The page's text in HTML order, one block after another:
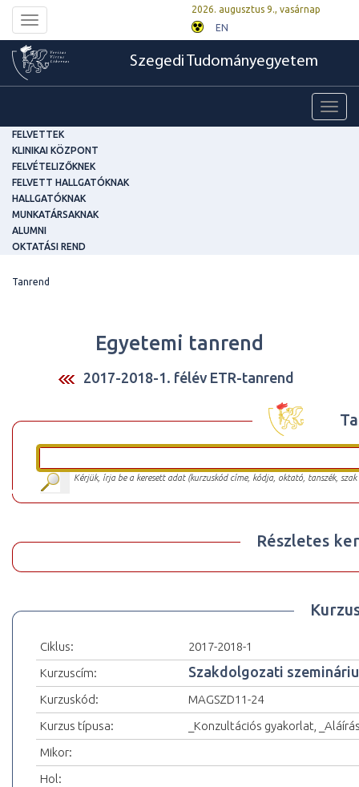
Toggle
navigation
2026. augusztus 9., vasárnap
EN
Szegedi Tudományegyetem
FELVETTEK
KLINIKAI KÖZPONT
FELVÉTELIZŐKNEK
FELVETT HALLGATÓKNAK
HALLGATÓKNAK
MUNKATÁRSAKNAK
ALUMNI
OKTATÁSI REND
Tanrend
Egyetemi tanrend
2017-2018-1. félév ETR-tanrend
Kérjük, írja be a keresett adat (kurzuskód címe, kódja, oktató, tanszék,
Részletes
Ciklus:
2017-2018-1
Kurzuscím:
Szakdolgozati
Kurzuskód:
MAGSZD11-24
Kurzus típusa:
_Konzultációs gyakorlat,
Mikor:
Hol: